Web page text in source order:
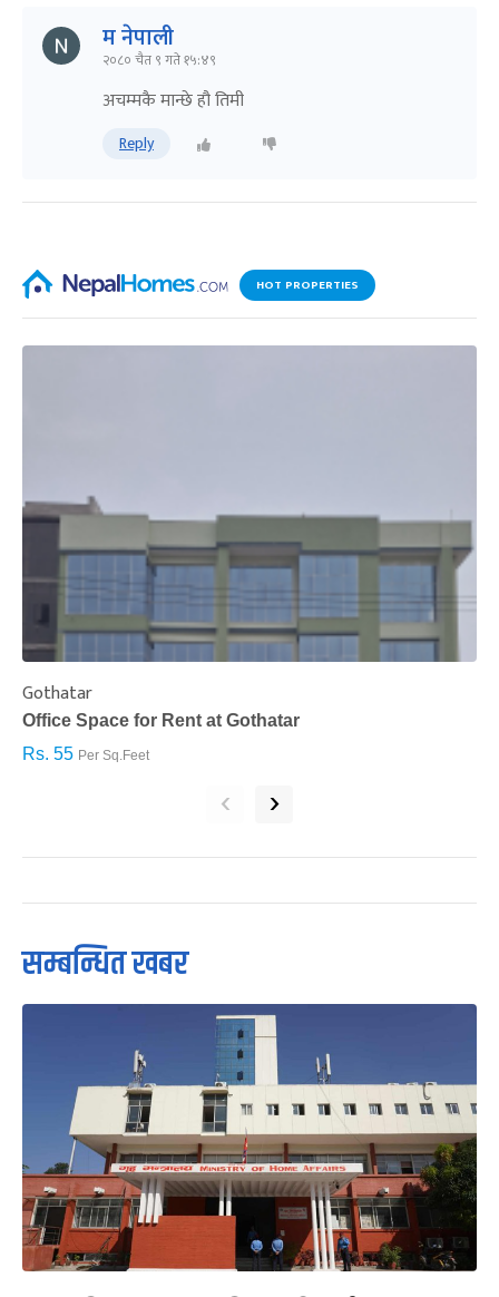
म नेपाली
२०८० चैत ९ गते १५:४९
अचम्मकै मान्छे हौ तिमी
Reply
HOT PROPERTIES
Gothatar
Office Space for Rent at Gothatar
Rs. 55 Per Sq.Feet
‹ ›
सम्बन्धित खबर